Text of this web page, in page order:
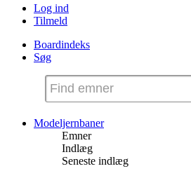
Log ind
Tilmeld
Boardindeks
Søg
Modeljernbaner
Emner
Indlæg
Seneste indlæg